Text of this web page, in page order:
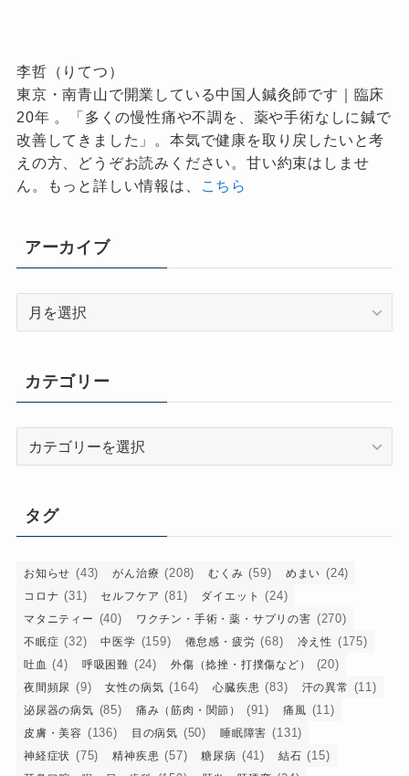
李哲（りてつ）
東京・南青山で開業している中国人鍼灸師です｜臨床
20年 。「多くの慢性痛や不調を、薬や手術なしに鍼で
改善してきました」。本気で健康を取り戻したいと考
えの方、どうぞお読みください。甘い約束はしませ
ん。もっと詳しい情報は、
こちら
アーカイブ
ブ
カテゴリー
ー
タグ
お知らせ (43) がん治療 (208) むくみ (59) めまい (24)
コロナ (31) セルフケア (81) ダイエット (24)
マタニティー (40) ワクチン・手術・薬・サプリの害 (270)
不眠症 (32) 中医学 (159) 倦怠感・疲労 (68) 冷え性 (175)
吐血 (4) 呼吸困難 (24) 外傷（捻挫・打撲傷など） (20)
夜間頻尿 (9) 女性の病気 (164) 心臓疾患 (83) 汗の異常 (11)
泌尿器の病気 (85) 痛み（筋肉・関節） (91) 痛風 (11)
皮膚・美容 (136) 目の病気 (50) 睡眠障害 (131)
神経症状 (75) 精神疾患 (57) 糖尿病 (41) 結石 (15)